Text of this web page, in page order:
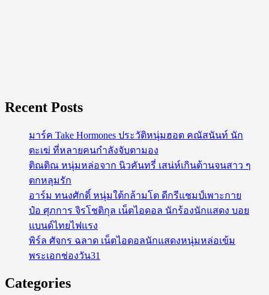
Recent Posts
มาร์ค Take Hormones ประวัติหนุ่มฮอต คณัสนันท์ นัก
ตะเฆ่ ที่หลายคนกำลังจับตามอง
ติณติณ หนุ่มหล่อจาก นิวคันทรี่ เสน่ห์เกินต้านจนสาว ๆ
ตกหลุมรัก
อาร์ม ทนงศักดิ์ หนุ่มใต้กล้ามโต ดีกรีแชมป์เพาะกาย
ป๋อ ศุภการ จิรโชติกุล เน็ตไอดอล นักร้องนักแสดง บอย
แบนด์ไทยไฟแรง
พิร์ล ศัจกร ฉลาด เน็ตไอดอลนักแสดงหนุ่มหล่อเข้ม
พระเอกช่องวัน31
Categories